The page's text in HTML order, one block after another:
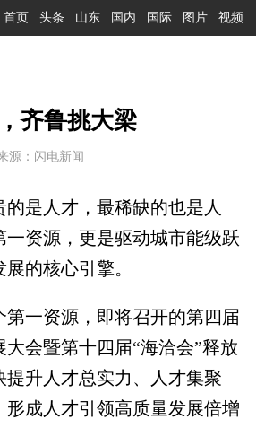
首页 头条 山东 国内 国际 图片 视频
齐鲁挑大梁
源：闪电新闻
是人才，最稀缺的也是人
一资源，更是驱动城市能级跃
的核心引擎。
一资源，即将召开的第四届
会暨第十四届“海洽会”释放
提升人才总实力、人才集聚
形成人才引领高质量发展倍增